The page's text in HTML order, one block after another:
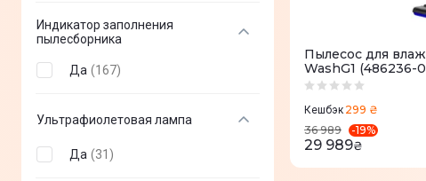
Adler (4)
AENO (4)
THOMAS
HEPA E11 (4)
HEPA Н10 (2)
Торнадо
Индикатор заполнения
пылесборника
Да (167)
Ультрафиолетовая лампа
Да (31 )
Пылесос для
WashG1 (486236-
Кешбэк 299 ₴
36 989
-19%
29 989₴